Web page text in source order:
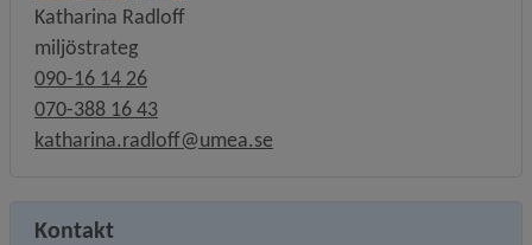
Katharina Radloff
miljöstrateg
090-16 14 26
070-388 16 43
katharina.radloff@umea.se
Kontakt